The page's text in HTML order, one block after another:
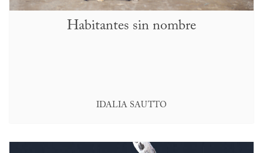
Habitantes sin nombre
IDALIA SAUTTO